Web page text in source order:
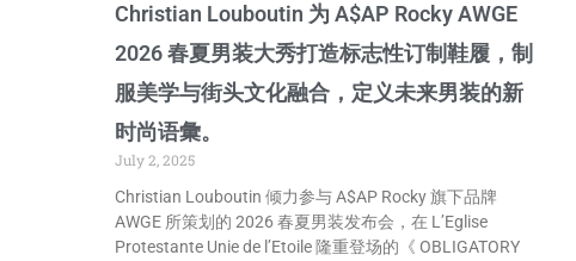
Christian Louboutin 为 A$AP Rocky AWGE
2026 春夏男装大秀打造标志性订制鞋履，制
服美学与街头文化融合，定义未来男装的新
时尚语彙。
July 2, 2025
Christian Louboutin 倾力参与 A$AP Rocky 旗下品牌
AWGE 所策划的 2026 春夏男装发布会，在 L’Eglise
Protestante Unie de l’Etoile 隆重登场的《 OBLIGATORY